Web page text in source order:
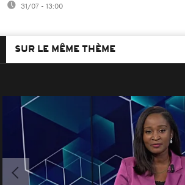
31/07 - 13:00
SUR LE MÊME THÈME